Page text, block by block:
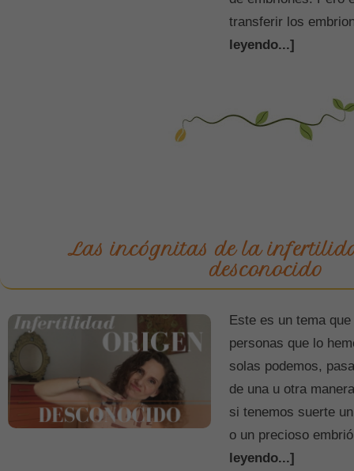
transferir los
leyendo...]
Las incógnitas de la
desconocido
Este es un tema
personas que lo
solas podemos,
de una u otra
si tenemos suerte
o un precioso
leyendo...]